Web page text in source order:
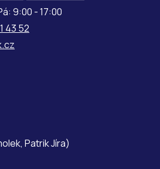
9:00 - 17:00
43 52
, Patrik Jíra)